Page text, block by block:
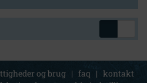
og brug | faq | kontakt